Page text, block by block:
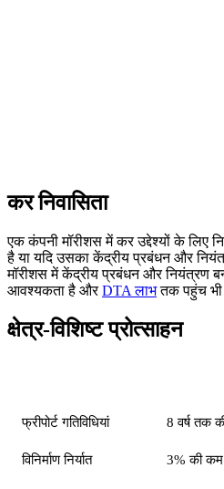
कर निवासिता
एक कंपनी मॉरीशस में कर उद्देश्यों के लिए
है या यदि उसका केंद्रीय प्रबंधन और
मॉरीशस में केंद्रीय प्रबंधन और नियंत्रण
आवश्यकता है औरDTA लाभतक पहुंच भी
क्षेत्र-विशिष्ट प्रोत्साहन
फ्रीपोर्ट गतिविधियां 8 वर्ष तक
विनिर्माण निर्यात 3% की